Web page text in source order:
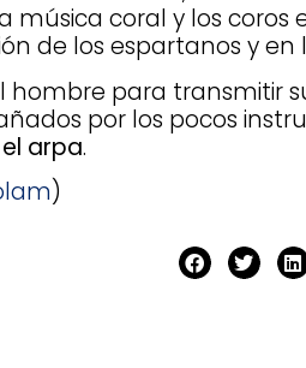
música coral y los
de los espartanos y en
hombre para transmitir
por los pocos
arpa.
)